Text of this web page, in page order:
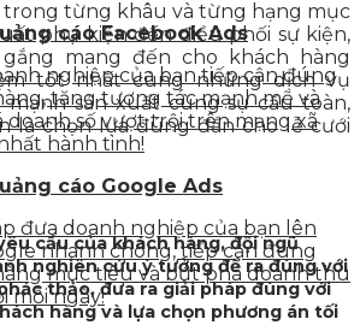
cáo Facebook Ads
nghiệp của bạn tiếp cận đúng
tăng tương tác mạnh mẽ và
doanh số vượt trội trên mạng xã
hành tinh!
cáo Google Ads
đưa doanh nghiệp của bạn lên
nhanh chóng, tiếp cận đúng
mục tiêu và bứt phá doanh thu
mỗi ngày!
từng khâu và từng hạng mục
phụ kiện đến điều phối sự kiện,
mang đến cho khách hàng
tốt nhất cùng những dịch vụ
sản xuất cùng sự cầu toàn,
là chọn lựa đúng đắn cho lễ cưới
cầu của khách hàng, đội ngũ
nghiên cứu ý tưởng đề ra đúng với
thảo, đưa ra giải pháp đúng với
hàng và lựa chọn phương án tối